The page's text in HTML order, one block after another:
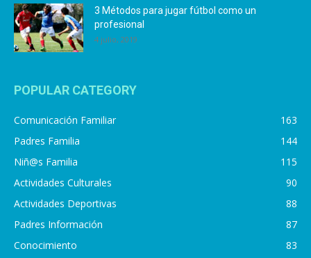
3 Métodos para jugar fútbol como un
profesional
4 julio, 2019
POPULAR CATEGORY
Comunicación Familiar
163
Padres Familia
144
Niñ@s Familia
115
Actividades Culturales
90
Actividades Deportivas
88
Padres Información
87
Conocimiento
83